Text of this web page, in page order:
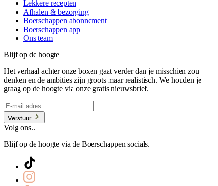
Lekkere recepten
Afhalen & bezorging
Boerschappen abonnement
Boerschappen app
Ons team
Blijf op de hoogte
Het verhaal achter onze boxen gaat verder dan je misschien zou
denken en de ambities zijn groots maar realistisch. We houden je
graag op de hoogte via onze gratis nieuwsbrief.
Verstuur
Volg ons...
Blijf op de hoogte via de Boerschappen socials.